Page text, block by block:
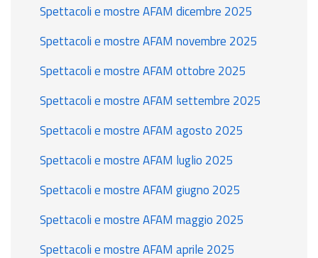
Spettacoli e mostre AFAM dicembre 2025
Spettacoli e mostre AFAM novembre 2025
Spettacoli e mostre AFAM ottobre 2025
Spettacoli e mostre AFAM settembre 2025
Spettacoli e mostre AFAM agosto 2025
Spettacoli e mostre AFAM luglio 2025
Spettacoli e mostre AFAM giugno 2025
Spettacoli e mostre AFAM maggio 2025
Spettacoli e mostre AFAM aprile 2025